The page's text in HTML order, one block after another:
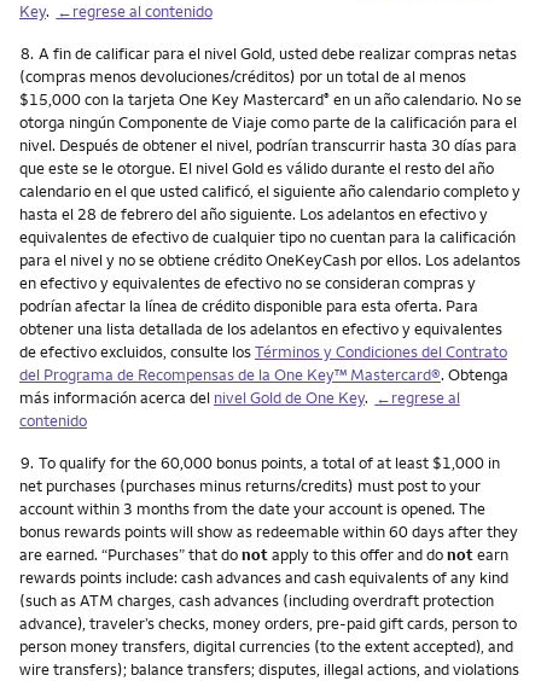
Key. ←regrese al contenido
Nota
8. A fin de calificar para el nivel Gold, usted debe realizar compras netas
(compras menos devoluciones/créditos) por un total de al menos
$15,000 con la tarjeta One Key Mastercard® en un año calendario. No se
otorga ningún Componente de Viaje como parte de la calificación para el
nivel. Después de obtener el nivel, podrían transcurrir hasta 30 días para
que este se le otorgue. El nivel Gold es válido durante el resto del año
calendario en el que usted calificó, el siguiente año calendario completo y
hasta el 28 de febrero del año siguiente. Los adelantos en efectivo y
equivalentes de efectivo de cualquier tipo no cuentan para la calificación
para el nivel y no se obtiene crédito OneKeyCash por ellos. Los adelantos
en efectivo y equivalentes de efectivo no se consideran compras y
podrían afectar la línea de crédito disponible para esta oferta. Para
obtener una lista detallada de los adelantos en efectivo y equivalentes
de efectivo excluidos, consulte losTérminos y Condiciones del Contrato
del Programa de Recompensas de la One Key™ Mastercard®. Obtenga
más información acerca del nivel Gold de One Key. ←regrese al
contenido
Nota
9. To qualify for the 60,000 bonus points, a total of at least $1,000 in
net purchases (purchases minus returns/credits) must post to your
account within 3 months from the date your account is opened. The
bonus rewards points will show as redeemable within 60 days after they
are earned. “Purchases” that donotapply to this offer and donotearn
rewards points include: cash advances and cash equivalents of any kind
(such as ATM charges, cash advances (including overdraft protection
advance), traveler’s checks, money orders, pre-paid gift cards, person to
person money transfers, digital currencies (to the extent accepted), and
wire transfers); balance transfers; disputes, illegal actions, and violations